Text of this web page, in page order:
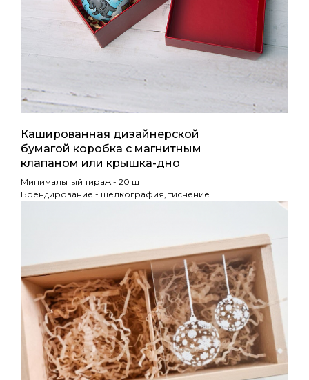
Кашированная дизайнерской
бумагой коробка с магнитным
клапаном или крышка-дно
Минимальный тираж - 20 шт
Брендирование - шелкография, тиснение